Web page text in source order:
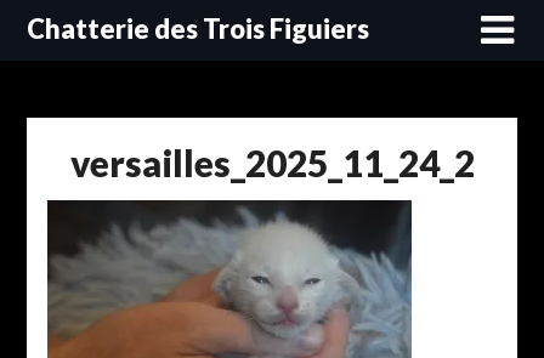
SkipChatterie des Trois Figuiers
versailles_2025_11_24_2